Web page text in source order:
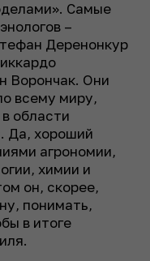
Самые
–
Деренонкур
Ворончак. Они
всему миру,
области
Да, хороший
агрономии,
химии и
он, скорее,
понимать,
в итоге